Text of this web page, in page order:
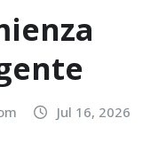
Jul 16, 2026